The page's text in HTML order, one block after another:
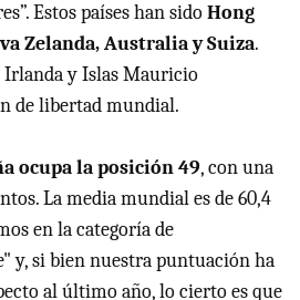
Estos países han sidoHong
Zelanda, Australia y Suiza.
Irlanda y Islas Mauricio
de libertad mundial.
ocupa la posición 49, con una
La media mundial es de 60,4
en la categoría de
y, si bien nuestra puntuación ha
al último año, lo cierto es que